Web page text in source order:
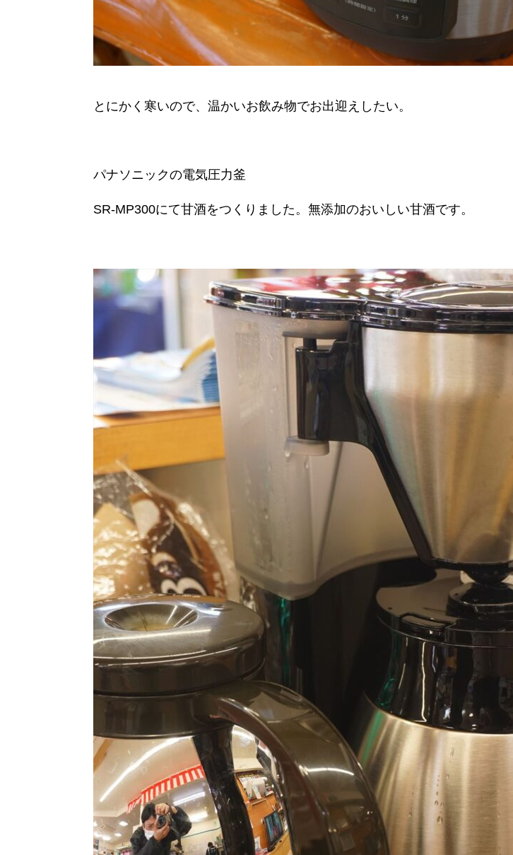
とにかく寒いので、温かいお飲み物でお出迎えしたい。
パナソニックの電気圧力釜
SR-MP300にて甘酒をつくりました。無添加のおいしい甘酒です。